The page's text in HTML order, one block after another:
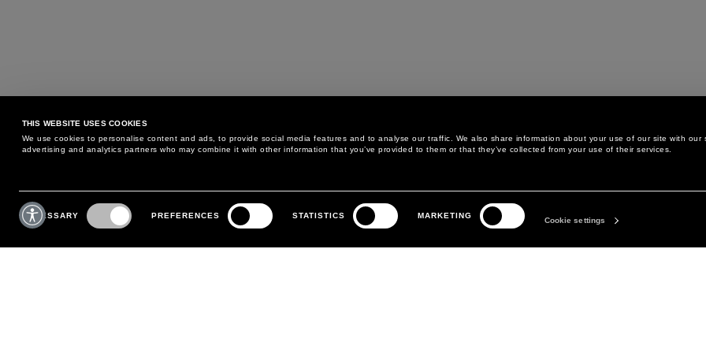
THIS WEBSITE USES COOKIES
We use cookies to personalise content and ads, to provide social media features and to analyse our traffic. We also share information about your use of our site with our
advertising and analytics partners who may combine it with other information that you’ve provided to them or that they’ve collected from your use of their services.
Consent
Selection
NECESSARY PREFERENCES STATISTICS MARKETING
Cookie settings
KÖNNEN WIR IHNEN HELFEN?
TELEFON: +39 02 8295 6969
MONTAG BIS FREITAG
KUNDENSERVICE
RÜCKGABE- UND
UMTAUSCHBEDINGUNGEN
LEGAL AREA
DATENSCHUTZERKLÄRUNG
DAS UNTERNEHMEN
ABOUT